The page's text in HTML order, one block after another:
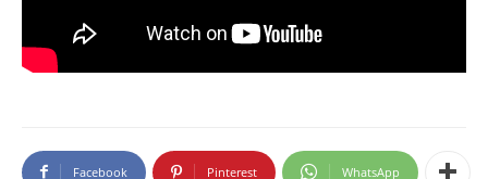
Facebook Pinterest WhatsApp